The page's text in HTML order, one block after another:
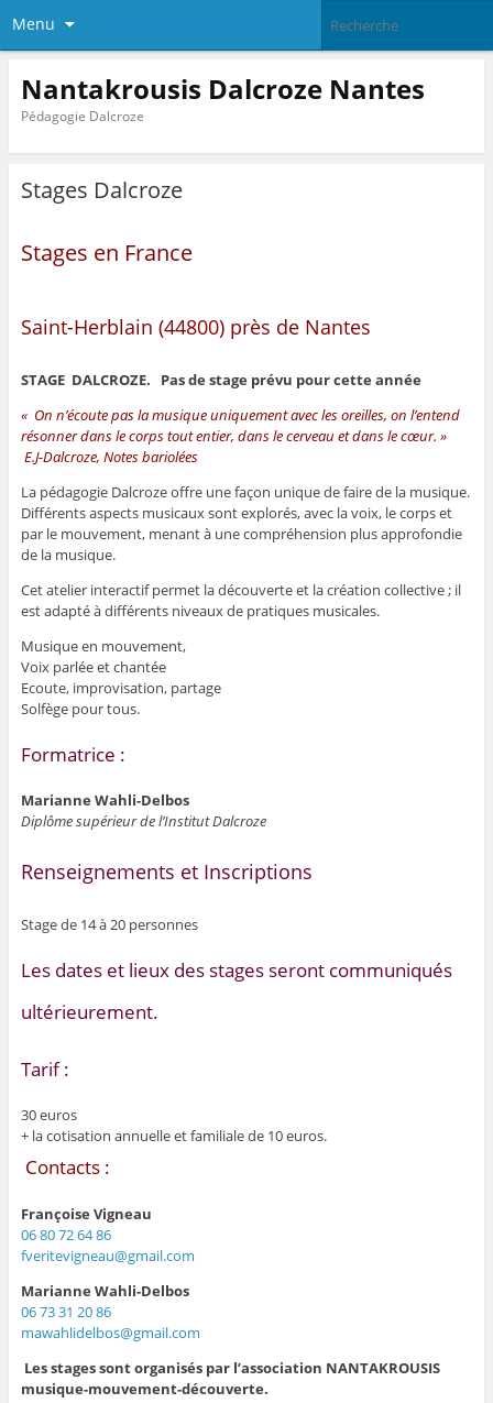
Menu
Nantakrousis Dalcroze Nantes
Pédagogie Dalcroze
Stages Dalcroze
Stages en France
Saint-Herblain (44800) près de Nantes
STAGE DALCROZE. Pas de stage prévu pour cette année
« On n’écoute pas la musique uniquement avec les oreilles, on l’entend
résonner dans le corps tout entier, dans le cerveau et dans le cœur. »
E.J-Dalcroze, Notes bariolées
La pédagogie Dalcroze offre une façon unique de faire de la musique.
Différents aspects musicaux sont explorés, avec la voix, le corps et
par le mouvement, menant à une compréhension plus approfondie
de la musique.
Cet atelier interactif permet la découverte et la création collective ; il
est adapté à différents niveaux de pratiques musicales.
Musique en mouvement,
Voix parlée et chantée
Ecoute, improvisation, partage
Solfège pour tous.
Formatrice :
Marianne Wahli-Delbos
Diplôme supérieur de l’Institut Dalcroze
Renseignements et Inscriptions
Stage de 14 à 20 personnes
Les dates et lieux des stages seront communiqués
ultérieurement.
Tarif :
30 euros
+ la cotisation annuelle et familiale de 10 euros.
Contacts :
Françoise Vigneau
06 80 72 64 86
fveritevigneau@gmail.com
Marianne Wahli-Delbos
06 73 31 20 86
mawahlidelbos@gmail.com
Les stages sont organisés par l’association NANTAKROUSIS
musique-mouvement-découverte.